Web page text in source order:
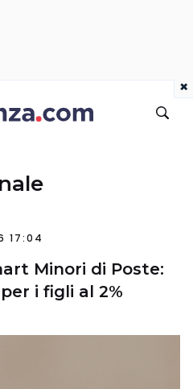
17:04
Minori di Poste:
i figli al 2%
×